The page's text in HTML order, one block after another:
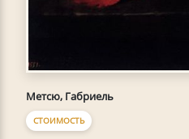
Метсю, Габриель
СТОИМОСТЬ